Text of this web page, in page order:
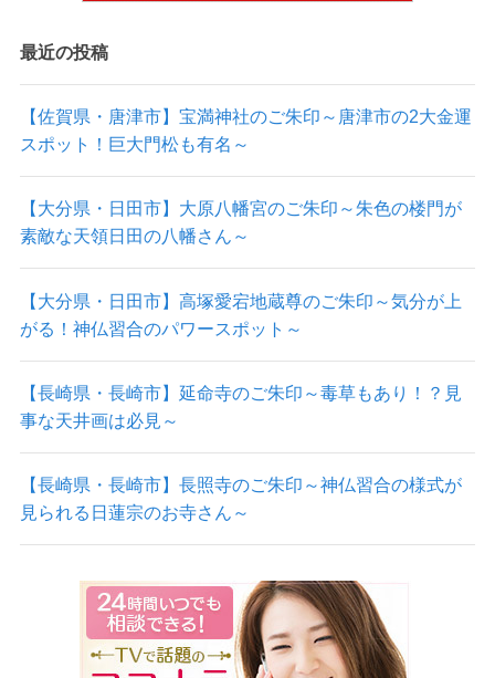
最近の投稿
【佐賀県・唐津市】宝満神社のご朱印～唐津市の2大金運
スポット！巨大門松も有名～
【大分県・日田市】大原八幡宮のご朱印～朱色の楼門が
素敵な天領日田の八幡さん～
【大分県・日田市】高塚愛宕地蔵尊のご朱印～気分が上
がる！神仏習合のパワースポット～
【長崎県・長崎市】延命寺のご朱印～毒草もあり！？見
事な天井画は必見～
【長崎県・長崎市】長照寺のご朱印～神仏習合の様式が
見られる日蓮宗のお寺さん～